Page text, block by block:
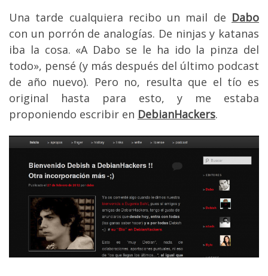
Una tarde cualquiera recibo un mail de Dabo
con un porrón de analogías. De ninjas y katanas
iba la cosa. «A Dabo se le ha ido la pinza del
todo», pensé (y más después del último podcast
de año nuevo). Pero no, resulta que el tío es
original hasta para esto, y me estaba
proponiendo escribir en DebianHackers.